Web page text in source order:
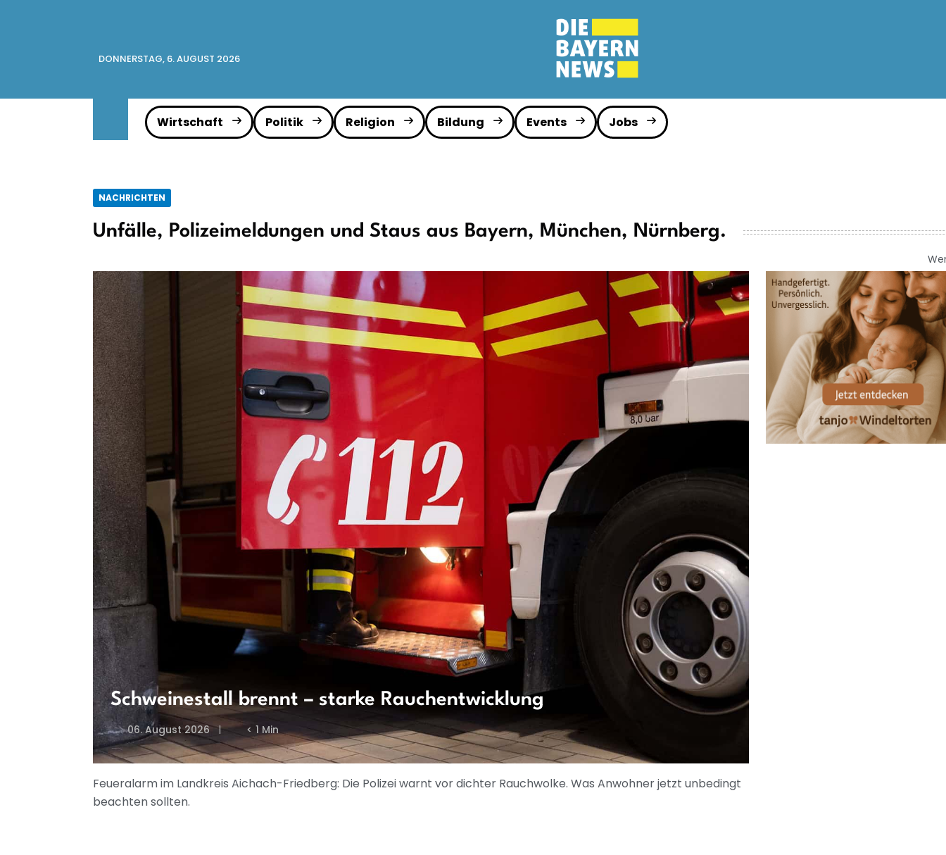
DONNERSTAG, 6. AUGUST 2026
Wirtschaft Politik Religion Bildung Events Jobs
NACHRICHTEN
Unfälle, Polizeimeldungen und Staus aus Bayern, München, Nürnberg.
Schweinestall brennt – starke Rauchentwicklung
06. August 2026 < 1 Min
Feueralarm im Landkreis Aichach-Friedberg: Die Polizei warnt vor dichter Rauchwolke. Was Anwohner jetzt unbedingt
beachten sollten.